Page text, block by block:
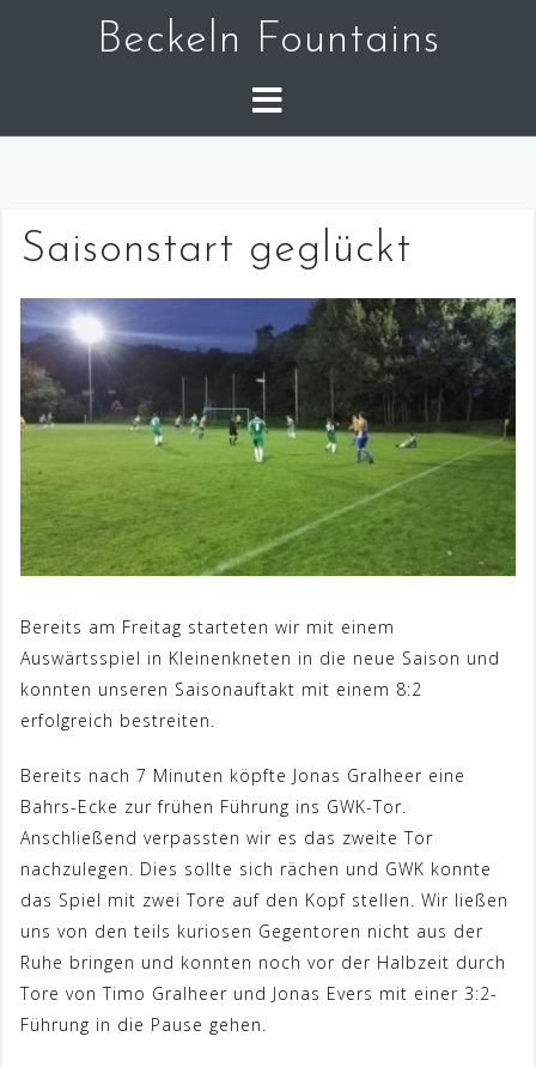
Beckeln Fountains
Saisonstart geglückt
Bereits am Freitag starteten wir mit einem
Auswärtsspiel in Kleinenkneten in die neue Saison und
konnten unseren Saisonauftakt mit einem 8:2
erfolgreich bestreiten.
Bereits nach 7 Minuten köpfte Jonas Gralheer eine
Bahrs-Ecke zur frühen Führung ins GWK-Tor.
Anschließend verpassten wir es das zweite Tor
nachzulegen. Dies sollte sich rächen und GWK konnte
das Spiel mit zwei Tore auf den Kopf stellen. Wir ließen
uns von den teils kuriosen Gegentoren nicht aus der
Ruhe bringen und konnten noch vor der Halbzeit durch
Tore von Timo Gralheer und Jonas Evers mit einer 3:2-
Führung in die Pause gehen.